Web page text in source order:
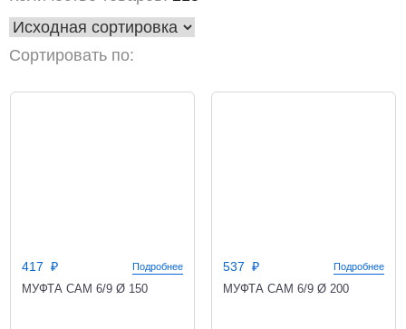
Сортировать по:
417 Подробнее
МУФТА CAM 6/9 Ø 150
537 Подробнее
МУФТА CAM 6/9 Ø 200